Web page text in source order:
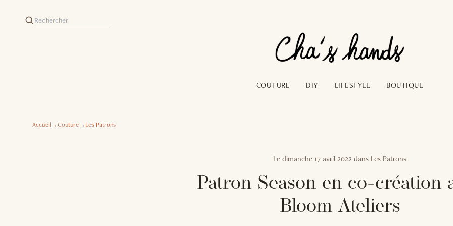
COUTURE DIY LIFESTYLE BOUTIQUE
Accueil→Couture→Les Patrons
Le dimanche 17 avril 2022 dans Les Patrons
Patron Season en co-création
Bloom Ateliers